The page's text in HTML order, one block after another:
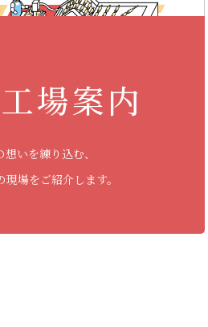
場案内
想いを練り込む、
場をご紹介します。